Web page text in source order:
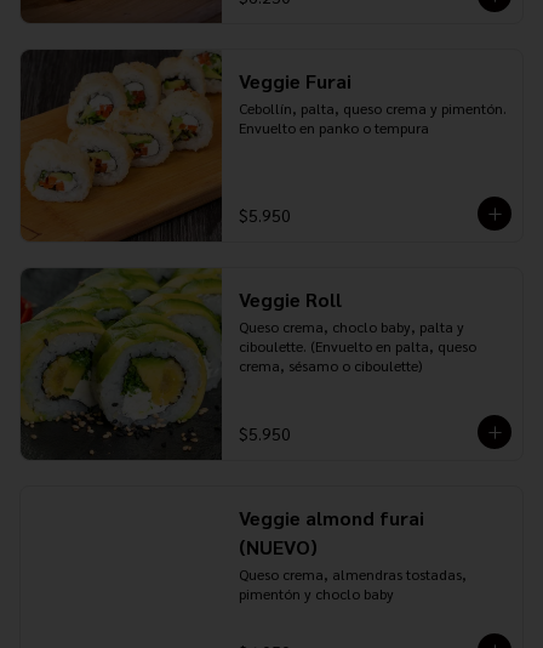
Veggie Furai
Cebollín, palta, queso crema y pimentón.
Envuelto en panko o tempura
$5.950
Veggie Roll
Queso crema, choclo baby, palta y
ciboulette. (Envuelto en palta, queso
crema, sésamo o ciboulette)
$5.950
Veggie almond furai
(NUEVO)
Queso crema, almendras tostadas,
pimentón y choclo baby